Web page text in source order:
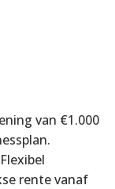
van €1.000
rente vanaf